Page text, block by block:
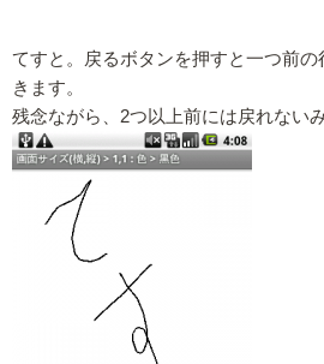
てすと。戻るボタンを押すと一つ前
きます。
残念ながら、2つ以上前には戻れない